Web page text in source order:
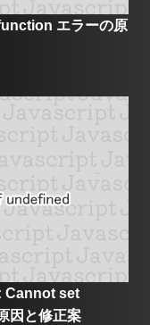
エラーの原
Cannot set
因と修正案